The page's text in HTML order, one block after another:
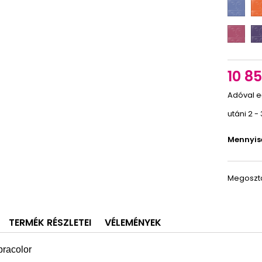
483
R
21
R
27
10
Adóval
utáni 2 -
TERMÉK RÉSZLETEI VÉLEMÉNYEK